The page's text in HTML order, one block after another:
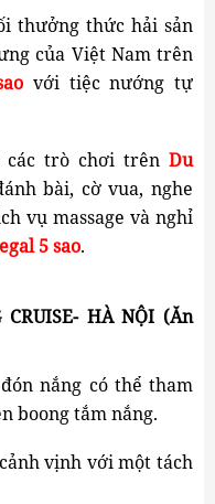
thưởng thức hải sản
với tiệc nướng tự
trò chơi trên Du
bài, cờ vua, nghe
vụ massage và nghỉ
5 sao.
HÀ NỘI (Ăn
nắng có thể tham
boong tắm nắng.
vịnh với một tách